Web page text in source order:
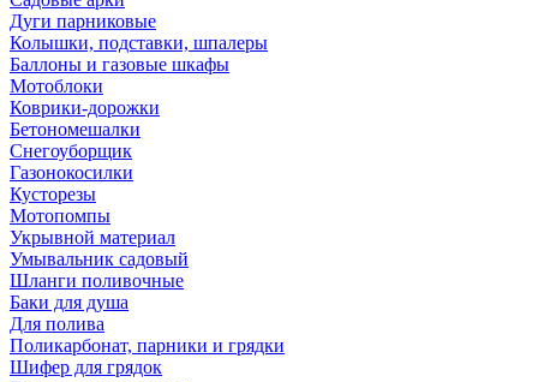
Дуги парниковые
Колышки, подставки, шпалеры
Баллоны и газовые шкафы
Мотоблоки
Коврики-дорожки
Бетономешалки
Снегоуборщик
Газонокосилки
Кусторезы
Мотопомпы
Укрывной материал
Умывальник садовый
Шланги поливочные
Баки для душа
Для полива
Поликарбонат, парники и грядки
Шифер для грядок